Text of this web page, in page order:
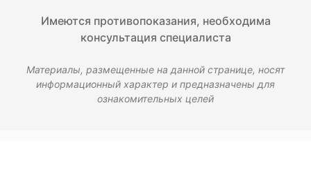
Имеются противопоказания, необходима
консультация специалиста
Материалы, размещенные на данной странице, носят
информационный характер и предназначены для
ознакомительных целей